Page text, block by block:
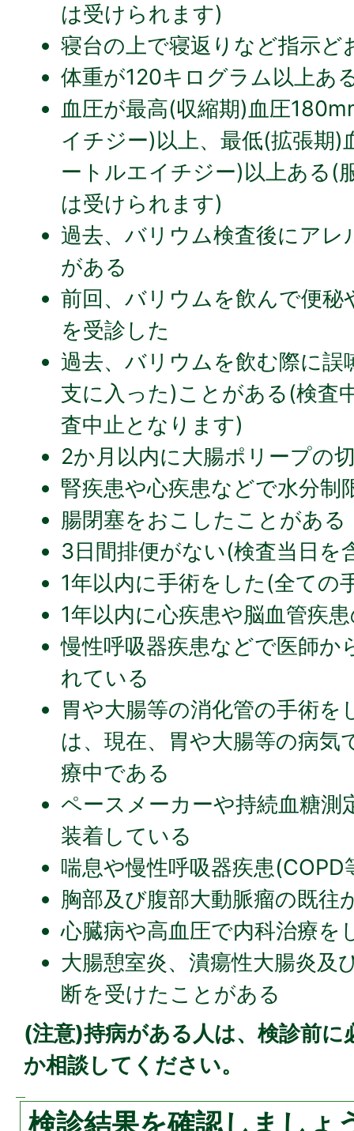
は受けられます)
寝台の上で寝返りなど指示ど
体重が120キログラム以上あ
血圧が最高(収縮期)血圧
イチジー)以上、最低(拡張期
ートルエイチジー)以上ある(
は受けられます)
過去、バリウム検査後にア
がある
前回、バリウムを飲んで便秘
を受診した
過去、バリウムを飲む際に
支に入った)ことがある(検査
査中止となります)
2か月以内に大腸ポリープの
腎疾患や心疾患などで水分制
腸閉塞をおこしたことがある
3日間排便がない(検査当日を
1年以内に手術をした(全ての
1年以内に心疾患や脳血管疾
慢性呼吸器疾患などで医師か
れている
胃や大腸等の消化管の手術
は、現在、胃や大腸等の病気
療中である
ペースメーカーや持続血糖測
装着している
喘息や慢性呼吸器疾患
胸部及び腹部大動脈瘤の既往
心臓病や高血圧で内科治療を
大腸憩室炎、潰瘍性大腸炎及
断を受けたことがある
(注意)持病がある人は、検診前に
か相談してください。
検診結果を確認しましょ